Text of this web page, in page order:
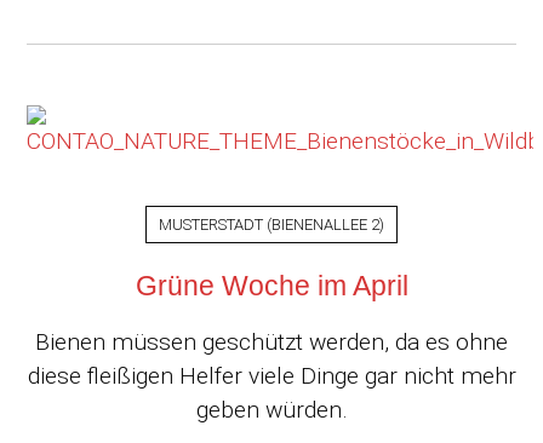
MUSTERSTADT (BIENENALLEE 2)
Grüne Woche im April
Bienen müssen geschützt werden, da es ohne
diese fleißigen Helfer viele Dinge gar nicht mehr
geben würden.